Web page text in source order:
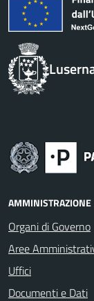
AMMINISTRAZIONE
Organi di Governo
Aree
Uffici
Documenti e Dati